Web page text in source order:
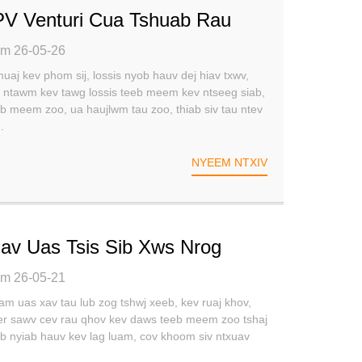
Venturi Cua Tshuab Rau
Hauv Kev Lag Luam
26-05-26
kev phom sij, lossis nyob hauv dej hiav txwv,
kev tawg lossis teeb meem kev ntseeg siab,
meem zoo, ua haujlwm tau zoo, thiab siv tau ntev
NYEEM NTXIV
Uas Tsis Sib Xws Nrog
Pressure Water Blaster
26-05-21
uas xav tau lub zog tshwj xeeb, kev ruaj khov,
sawv cev rau qhov kev daws teeb meem zoo tshaj
nyiab hauv kev lag luam, cov khoom siv ntxuav